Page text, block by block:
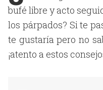
bufé libre y acto
los párpados? Si te
te gustaría pero no
¡atento a estos